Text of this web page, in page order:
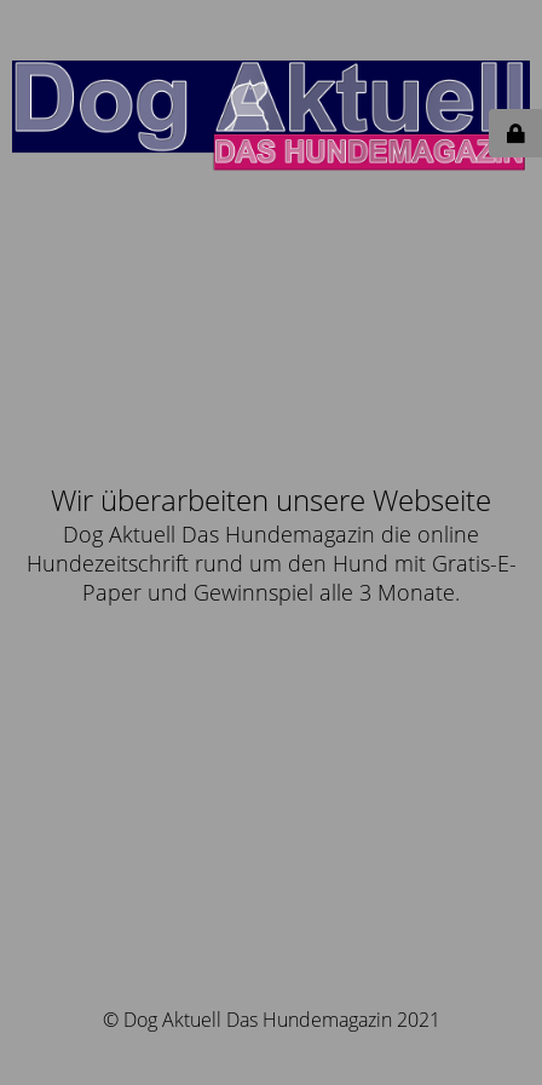
Wir überarbeiten unsere Webseite
Dog Aktuell Das Hundemagazin die online
Hundezeitschrift rund um den Hund mit Gratis-E-
Paper und Gewinnspiel alle 3 Monate.
© Dog Aktuell Das Hundemagazin 2021